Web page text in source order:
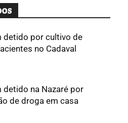
detido por cultivo de
no Cadaval
detido na Nazaré por
de droga em casa